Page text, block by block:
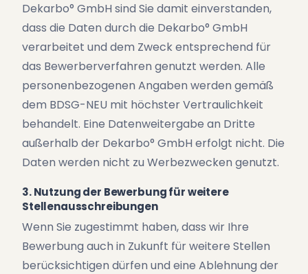
Dekarbo° GmbH sind Sie damit einverstanden,
dass die Daten durch die Dekarbo° GmbH
verarbeitet und dem Zweck entsprechend für
das Bewerberverfahren genutzt werden. Alle
personenbezogenen Angaben werden gemäß
dem BDSG-NEU mit höchster Vertraulichkeit
behandelt. Eine Datenweitergabe an Dritte
außerhalb der Dekarbo° GmbH erfolgt nicht. Die
Daten werden nicht zu Werbezwecken genutzt.
3. Nutzung der Bewerbung für weitere
Stellenausschreibungen
Wenn Sie zugestimmt haben, dass wir Ihre
Bewerbung auch in Zukunft für weitere Stellen
berücksichtigen dürfen und eine Ablehnung der